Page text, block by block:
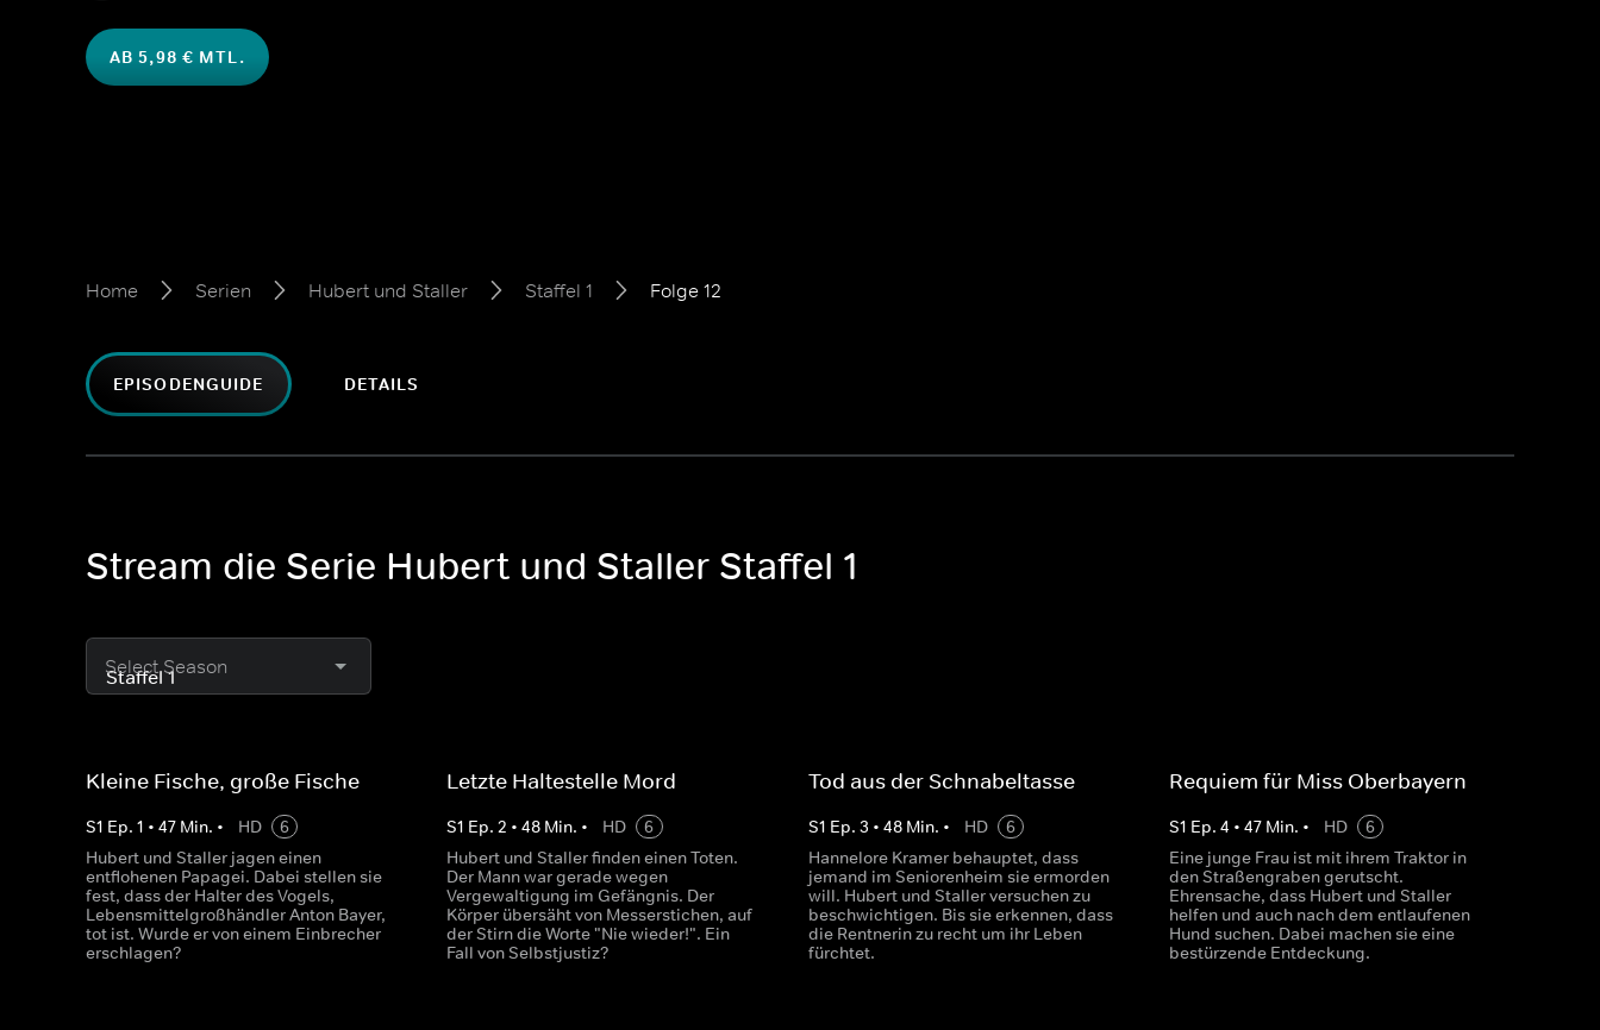
AB 5,98 € MTL.
Home Serien Hubert und Staller Staffel 1 Folge 12
EPISODENGUIDE DETAILS
Stream die Serie Hubert und Staller Staffel 1
Select Season
Kleine Fische, große Fische
S1 Ep. 1 • 47 Min. • HD
6
Hubert und Staller jagen einen
entflohenen Papagei. Dabei stellen sie
fest, dass der Halter des Vogels,
Lebensmittelgroßhändler Anton Bayer,
tot ist. Wurde er von einem Einbrecher
erschlagen?
Letzte Haltestelle Mord
S1 Ep.2 •48 Min. • HD
6
Hubert und Staller finden einen Toten.
Der Mann war gerade wegen
Vergewaltigung im Gefängnis. Der
Körper übersäht von Messerstichen, auf
der Stirn die Worte "Nie wieder!". Ein
Fall von Selbstjustiz?
Tod aus der Schnabeltasse
S1 Ep. 3 • 48Min. • HD
6
Hannelore Kramer behauptet, dass
jemand im Seniorenheim sie ermorden
will. Hubert und Staller versuchen zu
beschwichtigen. Bis sie erkennen, dass
die Rentnerin zu recht um ihr Leben
fürchtet.
Requiem für Miss Oberbayern
S1 Ep. 4 • 47Min. • HD
6
Eine junge Frau ist mit ihrem Traktor in
den Straßengraben gerutscht.
Ehrensache, dass Hubert und Staller
helfen und auch nach dem entlaufenen
Hund suchen. Dabei machen sie eine
bestürzende Entdeckung.